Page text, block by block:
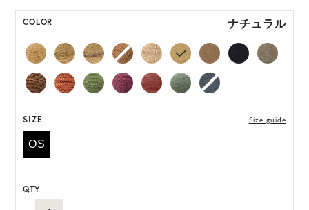
で幅広く活躍します。
「Villa 6」は一部仕様が変更になります。
変更前:ネオプレンインナーバンド
変更後:サイズ調整可能なサテンのインナーバンド
ずれかの商品のお届けとなります。あらかじめご了
承ください。
COLOR ナチュラル
SIZE Size guide
OS
QTY